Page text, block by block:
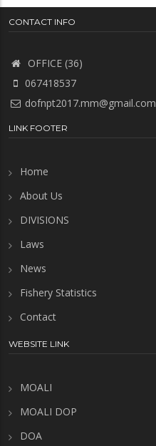
CONTACT INFO
OFFICE (36)
067418537
dofnpt2017.mm@gmail.com
LINK FOOTER
Home
About Us
DIVISIONS
Laws
News
Fishery Statistics
Contact
WEBSITE LINK
MOALI
MOALI DOP
DOA